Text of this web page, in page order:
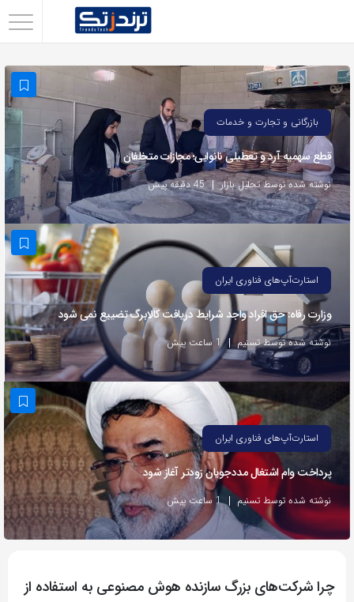
با
استفاده
از
روش‌های
زیر
می‌توانید
این
دوستان
خود
اشتراک
بگذارید.
لینک
بازرگانی و تجارت و خدمات
قطع سهمیه آرد و تعطیلی نانوایی؛ مجازات متخلفان
نوشته شده توسط تحلیل بازار 45 دقیقه پیش
استارت‌آپ‌های فناوری ایران
وزارت رفاه: حق افراد واجد شرایط دریافت کالابرگ تضییع نمی شود
نوشته شده توسط تسنیم 1 ساعت پیش
استارت‌آپ‌های فناوری ایران
پرداخت وام اشتغال مددجویان زودتر آغاز شود
نوشته شده توسط تسنیم 1 ساعت پیش
چرا شرکت‌های بزرگ سازنده هوش مصنوعی به استفاده از